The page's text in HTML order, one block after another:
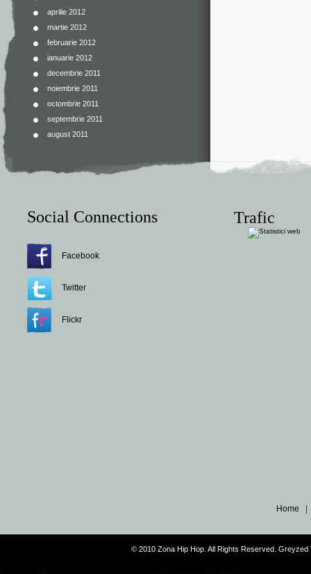
aprilie 2012
martie 2012
februarie 2012
ianuarie 2012
decembrie 2011
noiembrie 2011
octombrie 2011
septembrie 2011
august 2011
Social Connections
Facebook
Twitter
Flickr
Trafic
Home
© 2010 Zona Hip Hop. All Rights Reserved.